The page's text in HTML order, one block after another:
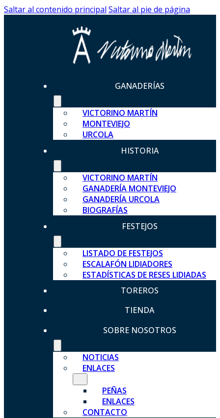
Saltar al contenido principal Saltar al pie de página
GANADERÍAS
VICTORINO MARTÍN
MONTEVIEJO
URCOLA
HISTORIA
VICTORINO MARTÍN
GANADERÍA MONTEVIEJO
GANADERÍA URCOLA
BIOGRAFÍAS
FESTEJOS
LISTADO DE FESTEJOS
ESCALAFÓN LIDIADORES
ESTADÍSTICAS DE RESES LIDIADAS
TOREROS
TIENDA
SOBRE NOSOTROS
NOTICIAS
ENLACES
PEÑAS
ENLACES
CONTACTO